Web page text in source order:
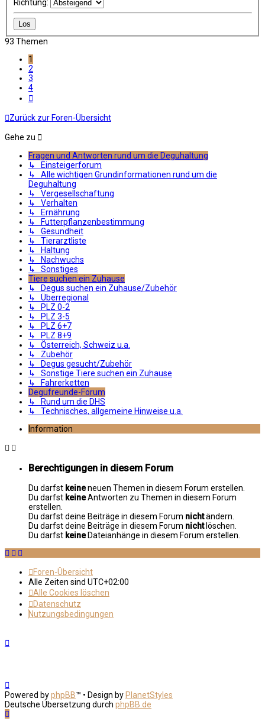
Richtung:
93 Themen
1
2
3
4
Zurück zur Foren-Übersicht
Gehe zu
Fragen und Antworten rund um die Deguhaltung
↳ Einsteigerforum
↳ Alle wichtigen Grundinformationen rund um die
Deguhaltung
↳ Vergesellschaftung
↳ Verhalten
↳ Ernährung
↳ Futterpflanzenbestimmung
↳ Gesundheit
↳ Tierarztliste
↳ Haltung
↳ Nachwuchs
↳ Sonstiges
Tiere suchen ein Zuhause
↳ Degus suchen ein Zuhause/Zubehör
↳ Überregional
↳ PLZ 0-2
↳ PLZ 3-5
↳ PLZ 6+7
↳ PLZ 8+9
↳ Österreich, Schweiz u.a.
↳ Zubehör
↳ Degus gesucht/Zubehör
↳ Sonstige Tiere suchen ein Zuhause
↳ Fahrerketten
Degufreunde-Forum
↳ Rund um die DHS
↳ Technisches, allgemeine Hinweise u.a.
Information
Berechtigungen in diesem Forum
Du darfst keineneuen Themen in diesem Forum erstellen.
Du darfst keineAntworten zu Themen in diesem Forum
erstellen.
Du darfst deine Beiträge in diesem Forum nichtändern.
Du darfst deine Beiträge in diesem Forum nichtlöschen.
Du darfst keineDateianhänge in diesem Forum erstellen.
Foren-Übersicht
Alle Zeiten sind UTC+02:00
Alle Cookies löschen
Datenschutz
Nutzungsbedingungen
Powered byphpBB™ • Design by PlanetStyles
Deutsche Übersetzung durch phpBB.de